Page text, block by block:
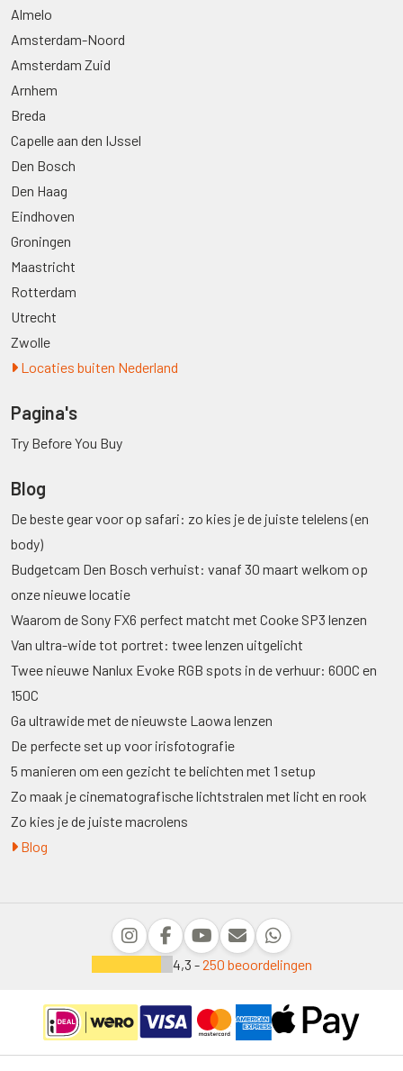
Almelo
Amsterdam-Noord
Amsterdam Zuid
Arnhem
Breda
Capelle aan den IJssel
Den Bosch
Den Haag
Eindhoven
Groningen
Maastricht
Rotterdam
Utrecht
Zwolle
Locaties buiten Nederland
Pagina's
Try Before You Buy
Blog
De beste gear voor op safari: zo kies je de juiste telelens (en
body)
Budgetcam Den Bosch verhuist: vanaf 30 maart welkom op
onze nieuwe locatie
Waarom de Sony FX6 perfect matcht met Cooke SP3 lenzen
Van ultra-wide tot portret: twee lenzen uitgelicht
Twee nieuwe Nanlux Evoke RGB spots in de verhuur: 600C en
150C
Ga ultrawide met de nieuwste Laowa lenzen
De perfecte set up voor irisfotografie
5 manieren om een gezicht te belichten met 1 setup
Zo maak je cinematografische lichtstralen met licht en rook
Zo kies je de juiste macrolens
Blog
4,3 -250 beoordelingen